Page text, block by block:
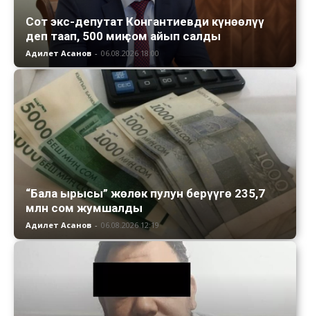
Сот экс-депутат Конгантиевди күнөөлүү
деп таап, 500 миң сом айып салды
Адилет Асанов - 06.08.2026 18:00
“Бала ырысы” жөлөк пулун берүүгө 235,7
млн сом жумшалды
Адилет Асанов - 06.08.2026 12:19